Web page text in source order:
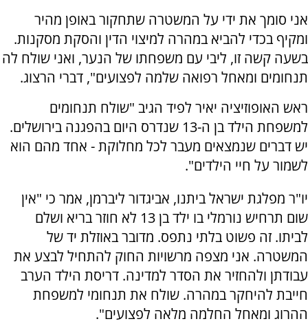
אני סומך את ידי על המשטרה שתחקור באופן מהיר
ומקיף בכדי להביא במהרה למיצוי הדין והסקת מסקנות.
בשעה קשה זו, ליבי עם משפחתו של הנער, ואני שולח לה
תנחומים ומאחל רפואה שלמה לפצועים", דברי הרצוג.
ראש האופוזיציה יאיר לפיד הגיב "‏שולח תנחומים
למשפחת הילד בן ה-13 שנדרס היום בהפגנה בירושלים.
יש דברים שנמצאים מעבר לכל מחלוקת - אחד מהם הוא
לשמור על חיי הילדים".
יו"ר מפלגת ישראל ביתנו, אביגדור ליברמן, אמר כי "‏אין
שום תרחיש נורמלי בו ילד בן 13 לא חוזר בריא ושלם
לביתו. זה פשוט בלתי נתפס. מדובר באוזלת יד של
המשטרה. אני מצפה מרשויות החוק להתחיל לבצע את
עבודתן ולהחזיר את הסדר למדינה. דריסת הילד הערב
חייבת להיחקר במהרה. שולח את תנחומי למשפחת
ההרוג ומאחל החלמה מלאה לפצועים".